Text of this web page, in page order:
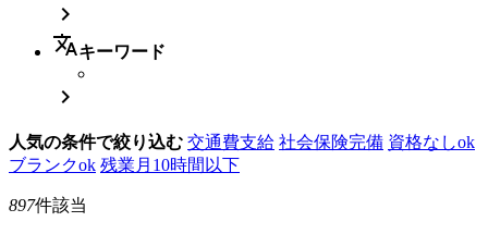

translateキーワード

人気の条件で絞り込む 交通費支給 社会保険完備 資格なしok
ブランクok 残業月10時間以下
897件該当